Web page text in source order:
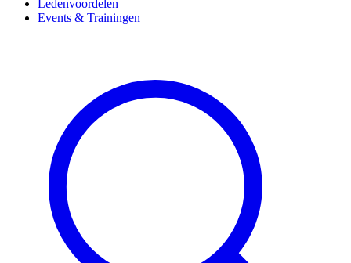
Ledenvoordelen
Events & Trainingen